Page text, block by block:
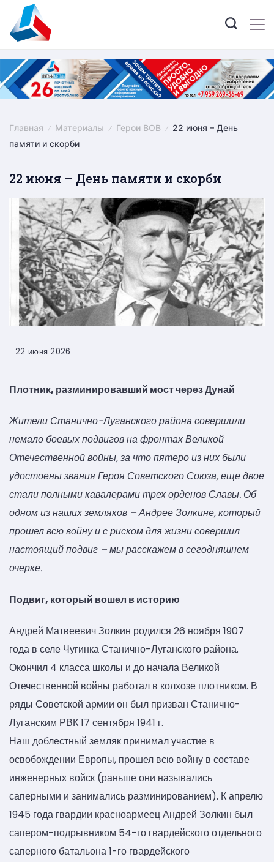
content
Главная Материалы Герои ВОВ
22 июня – День
памяти и скорби
22 июня – День памяти и скорби
22 июня 2026
Плотник, разминировавший мост через Дунай
Жители Станично-Луганского района совершили
немало боевых подвигов на фронтах Великой
Отечественной войны, за что пятеро из них были
удостоены звания Героя Советского Союза, еще двое
стали полными кавалерами трех орденов Славы. Об
одном из наших земляков – Андрее Золкине, который
прошел всю войну и с риском для жизни совершил
настоящий подвиг – мы расскажем в сегодняшнем
очерке.
Подвиг, который вошел в историю
Андрей Матвеевич Золкин родился 26 ноября 1907
года в селе Чугинка Станично-Луганского района.
Окончил 4 класса школы и до начала Великой
Отечественной войны работал в колхозе плотником. В
ряды Советской армии он был призван Станично-
Луганским РВК 17 сентября 1941 г.
Наш доблестный земляк принимал участие в
освобождении Европы, прошел всю войну в составе
инженерных войск (раньше они назывались
саперными и занимались разминированием). К апрелю
1945 года гвардии красноармеец Андрей Золкин был
сапером-подрывником 54-го гвардейского отдельного
саперного батальона 1-го гвардейского